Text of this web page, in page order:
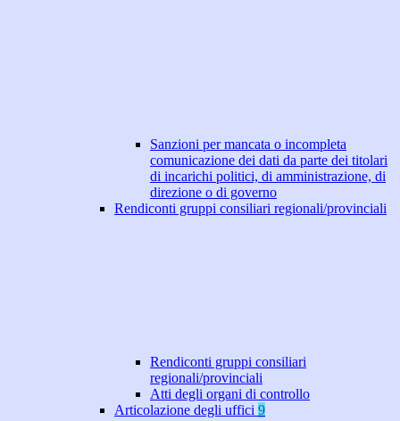
Sanzioni per mancata o incompleta
comunicazione dei dati da parte dei titolari
di incarichi politici, di amministrazione, di
direzione o di governo
Rendiconti gruppi consiliari regionali/provinciali
Rendiconti gruppi consiliari
regionali/provinciali
Atti degli organi di controllo
Articolazione degli uffici 9